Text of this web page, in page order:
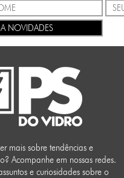
NOVIDADES
mais sobre tendências e
Acompanhe em nossas redes.
e curiosidades sobre o